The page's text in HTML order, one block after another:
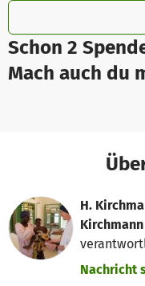
Schon 2
Mach auch du
H.
Nachricht